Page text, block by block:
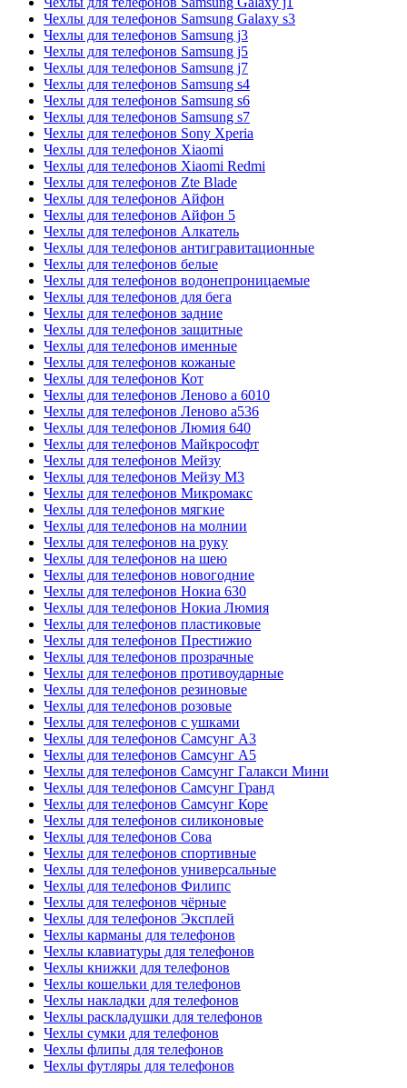
Чехлы для телефонов Samsung Galaxy s3
Чехлы для телефонов Samsung j3
Чехлы для телефонов Samsung j5
Чехлы для телефонов Samsung j7
Чехлы для телефонов Samsung s4
Чехлы для телефонов Samsung s6
Чехлы для телефонов Samsung s7
Чехлы для телефонов Sony Xperia
Чехлы для телефонов Xiaomi
Чехлы для телефонов Xiaomi Redmi
Чехлы для телефонов Zte Blade
Чехлы для телефонов Айфон
Чехлы для телефонов Айфон 5
Чехлы для телефонов Алкатель
Чехлы для телефонов антигравитационные
Чехлы для телефонов белые
Чехлы для телефонов водонепроницаемые
Чехлы для телефонов для бега
Чехлы для телефонов задние
Чехлы для телефонов защитные
Чехлы для телефонов именные
Чехлы для телефонов кожаные
Чехлы для телефонов Кот
Чехлы для телефонов Леново а 6010
Чехлы для телефонов Леново а536
Чехлы для телефонов Люмия 640
Чехлы для телефонов Майкрософт
Чехлы для телефонов Мейзу
Чехлы для телефонов Мейзу М3
Чехлы для телефонов Микромакс
Чехлы для телефонов мягкие
Чехлы для телефонов на молнии
Чехлы для телефонов на руку
Чехлы для телефонов на шею
Чехлы для телефонов новогодние
Чехлы для телефонов Нокиа 630
Чехлы для телефонов Нокиа Люмия
Чехлы для телефонов пластиковые
Чехлы для телефонов Престижио
Чехлы для телефонов прозрачные
Чехлы для телефонов противоударные
Чехлы для телефонов резиновые
Чехлы для телефонов розовые
Чехлы для телефонов с ушками
Чехлы для телефонов Самсунг А3
Чехлы для телефонов Самсунг А5
Чехлы для телефонов Самсунг Галакси Мини
Чехлы для телефонов Самсунг Гранд
Чехлы для телефонов Самсунг Коре
Чехлы для телефонов силиконовые
Чехлы для телефонов Сова
Чехлы для телефонов спортивные
Чехлы для телефонов универсальные
Чехлы для телефонов Филипс
Чехлы для телефонов чёрные
Чехлы для телефонов Эксплей
Чехлы карманы для телефонов
Чехлы клавиатуры для телефонов
Чехлы книжки для телефонов
Чехлы кошельки для телефонов
Чехлы накладки для телефонов
Чехлы раскладушки для телефонов
Чехлы сумки для телефонов
Чехлы флипы для телефонов
Чехлы футляры для телефонов